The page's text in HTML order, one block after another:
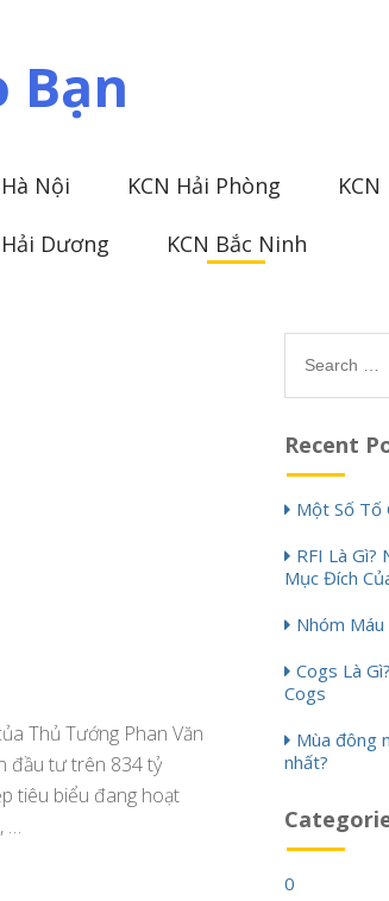
Bạn
Nội KCN Hải Phòng
Hải Dương KCN Bắc Ninh
Thủ Tướng Phan Văn
đầu tư trên 834 tỷ
tiêu biểu đang hoạt
…
for:
Recent
Một Số Tố
RFI Là
Mục Đích
Nhóm Máu
Cogs Là
Cogs
Mùa đông
nhất?
0